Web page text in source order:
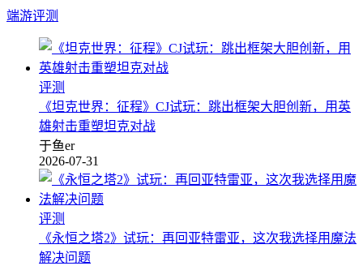
端游评测
评测
《坦克世界：征程》CJ试玩：跳出框架大胆创新，用英
雄射击重塑坦克对战
于鱼er
2026-07-31
评测
《永恒之塔2》试玩：再回亚特雷亚，这次我选择用魔法
解决问题